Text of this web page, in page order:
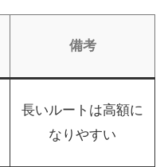
備考
長いルートは高額に
なりやすい